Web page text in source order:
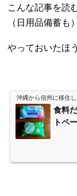
こんな記事を読
（日用品備蓄も
やっておいたほ
沖縄から信州に移住
食料
トペ